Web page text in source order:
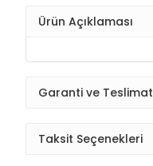
Ürün Açıklaması
Garanti ve Teslimat
Taksit Seçenekleri